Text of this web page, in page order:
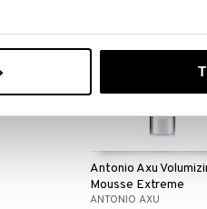
Antonio Axu
Mousse Extreme
ANTONIO AXU